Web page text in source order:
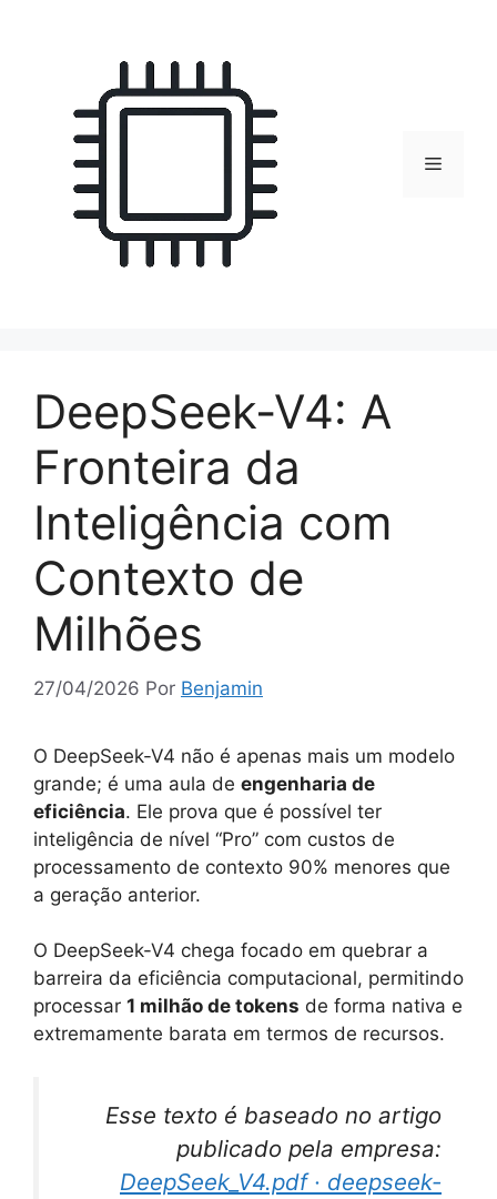
Menu
DeepSeek-V4: A
Fronteira da
Inteligência com
Contexto de
Milhões
27/04/2026 Por Benjamin
O DeepSeek-V4 não é apenas mais um modelo
grande; é uma aula de engenharia de
eficiência. Ele prova que é possível ter
inteligência de nível “Pro” com custos de
processamento de contexto 90% menores que
a geração anterior.
O DeepSeek-V4 chega focado em quebrar a
barreira da eficiência computacional, permitindo
processar 1 milhão de tokens de forma nativa e
extremamente barata em termos de recursos.
Esse texto é baseado no artigo
publicado pela empresa:
DeepSeek_V4.pdf · deepseek-